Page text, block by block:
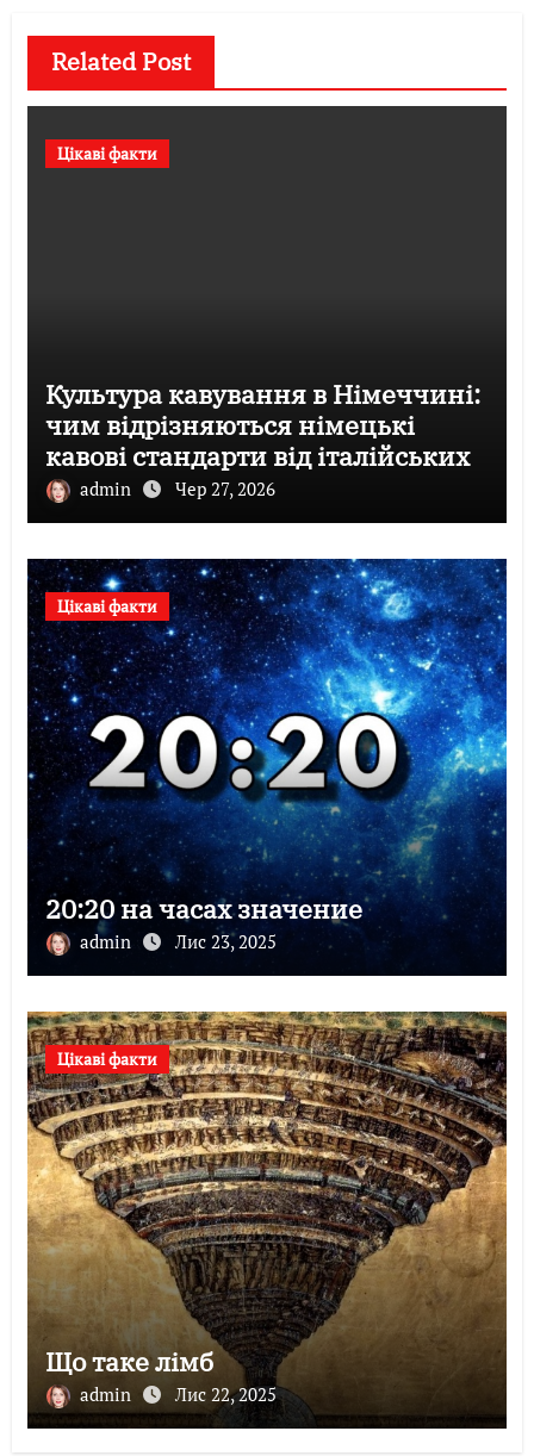
Related Post
Цікаві факти
Культура кавування в Німеччині:
чим відрізняються німецькі
кавові стандарти від італійських
admin Чер 27, 2026
Цікаві факти
20:20 на часах значение
admin Лис 23, 2025
Цікаві факти
Що таке лімб
admin Лис 22, 2025